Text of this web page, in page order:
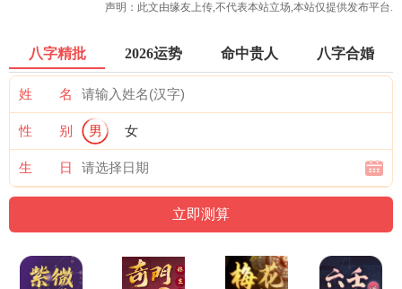
声明：此文由缘友上传,不代表本站立场,本站仅提供发布平台.
八字精批 2026运势 命中贵人 八字合婚
姓 名
性 别 男 女
生 日